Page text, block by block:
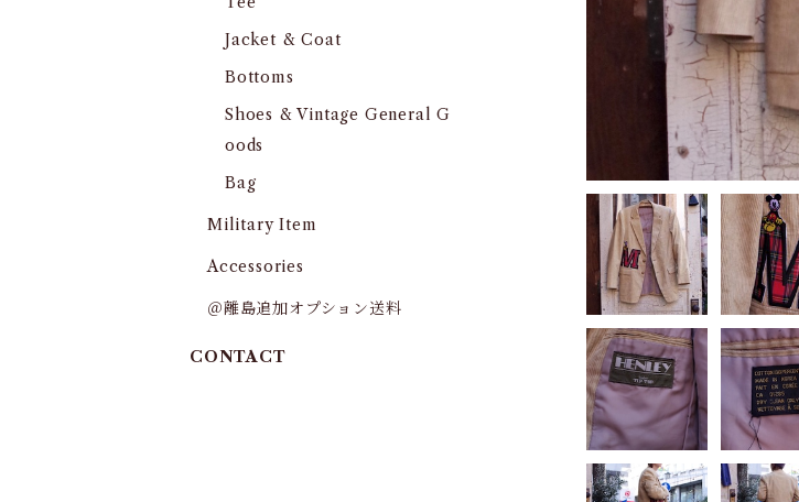
Jacket & Coat
Bottoms
Shoes & Vintage General G
oods
Bag
Military Item
Accessories
＠離島追加オプション送料
CONTACT